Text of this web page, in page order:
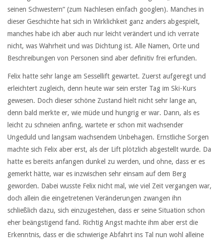
seinen Schwestern“ (zum Nachlesen einfach googlen). Manches in
dieser Geschichte hat sich in Wirklichkeit ganz anders abgespielt,
manches habe ich aber auch nur leicht verändert und ich verrate
nicht, was Wahrheit und was Dichtung ist. Alle Namen, Orte und
Beschreibungen von Personen sind aber definitiv frei erfunden.
Felix hatte sehr lange am Sessellift gewartet. Zuerst aufgeregt und
erleichtert zugleich, denn heute war sein erster Tag im Ski-Kurs
gewesen. Doch dieser schöne Zustand hielt nicht sehr lange an,
denn bald merkte er, wie müde und hungrig er war. Dann, als es
leicht zu schneien anfing, wartete er schon mit wachsender
Ungeduld und langsam wachsendem Unbehagen. Ernstliche Sorgen
machte sich Felix aber erst, als der Lift plötzlich abgestellt wurde. Da
hatte es bereits anfangen dunkel zu werden, und ohne, dass er es
gemerkt hätte, war es inzwischen sehr einsam auf dem Berg
geworden. Dabei wusste Felix nicht mal, wie viel Zeit vergangen war,
doch allein die eingetretenen Veränderungen zwangen ihn
schließlich dazu, sich einzugestehen, dass er seine Situation schon
eher beängstigend fand. Richtig Angst machte ihm aber erst die
Erkenntnis, dass er die schwierige Abfahrt ins Tal nun wohl alleine